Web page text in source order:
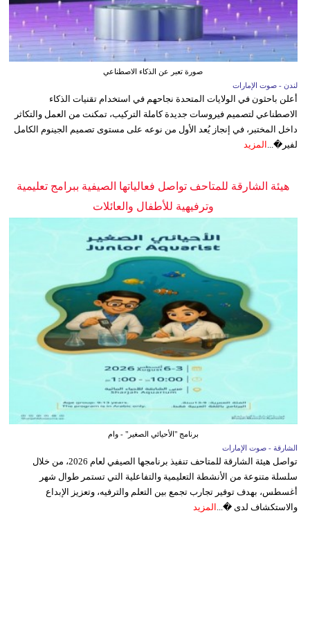
صورة تعبر عن الذكاء الاصطناعي
لندن - صوت الإمارات
أعلن باحثون في الولايات المتحدة نجاحهم في استخدام تقنيات الذكاء
الاصطناعي لتصميم فيروسات جديدة كاملة التركيب، تمكنت من العمل والتكاثر
داخل المختبر، في إنجاز يُعد الأول من نوعه على مستوى تصميم الجينوم الكامل
لفير�...
المزيد
هيئة الشارقة للمتاحف تواصل فعالياتها الصيفية ببرامج تعليمية
وترفيهية للأطفال والعائلات
برنامج "الأحيائي الصغير" - وام
الشارقة - صوت الإمارات
تواصل هيئة الشارقة للمتاحف تنفيذ برنامجها الصيفي لعام 2026، من خلال
سلسلة متنوعة من الأنشطة التعليمية والتفاعلية التي تستمر طوال شهر
أغسطس، بهدف توفير تجارب تجمع بين التعلم والترفيه، وتعزيز الإبداع
والاستكشاف لدى �... المزيد